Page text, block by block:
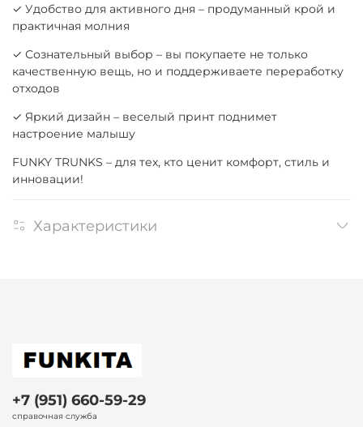
✓ Удобство для активного дня – продуманный крой и
практичная молния
✓ Сознательный выбор – вы покупаете не только
качественную вещь, но и поддерживаете переработку
отходов
✓ Яркий дизайн – веселый принт поднимет
настроение малышу
FUNKY TRUNKS – для тех, кто ценит комфорт, стиль и
инновации!
Характеристики
+7 (951) 660-59-29
справочная служба